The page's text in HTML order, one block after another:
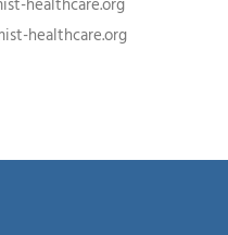
healthcare.org
healthcare.org